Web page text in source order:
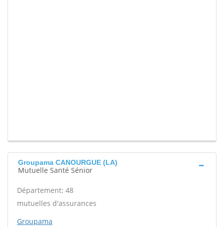
Groupama CANOURGUE (LA)
Mutuelle Santé Sénior
Département: 48
mutuelles d'assurances
Groupama